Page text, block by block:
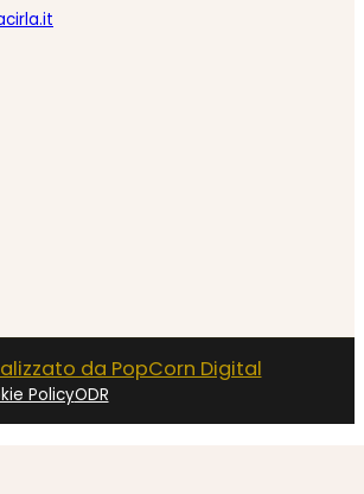
da PopCorn Digital
PolicyODR